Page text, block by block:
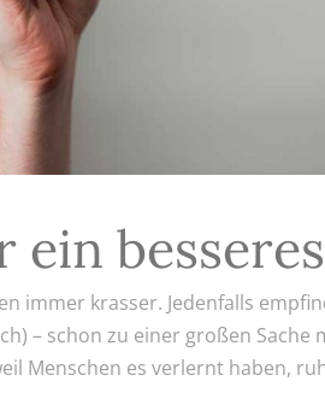
ein
immer krasser. Jedenfalls
– schon zu einer großen
Menschen es verlernt haben,